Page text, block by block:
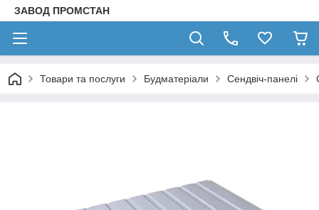
ЗАВОД ПРОМСТАН
Товари та послуги Будматеріали Сендвіч-панелі